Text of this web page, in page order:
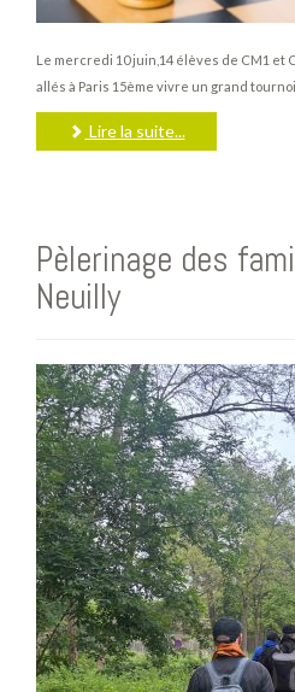
Le mercredi 10 juin,14 élèves de CM1 et
allés à Paris 15ème vivre un grand
Lire la suite...
Pèlerinage des
Neuilly